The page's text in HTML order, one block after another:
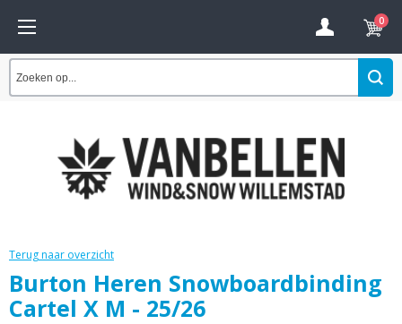
0
Terug naar overzicht
Burton Heren Snowboardbinding
Cartel X M - 25/26